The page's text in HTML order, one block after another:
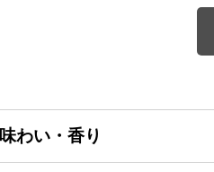
味わい・香り